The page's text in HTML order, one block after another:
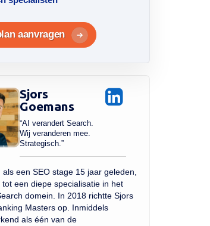
aanvragen
Sjors
Goemans
“AI verandert Search.
Wij veranderen mee.
Strategisch.”
als een SEO stage 15 jaar geleden,
een diepe specialisatie in het
domein. In 2018 richtte Sjors
Masters op. Inmiddels
als één van de